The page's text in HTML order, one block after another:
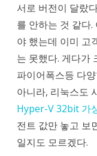
서로 버전이 달랐
를 안하는 것 같다
야 했는데 이미 고
는 못했다. 게다가
파이어폭스등 다
아니라, 리눅스도
Hyper-V 32bit 가
전트 값만 놓고 보
일지도 모르겠다.